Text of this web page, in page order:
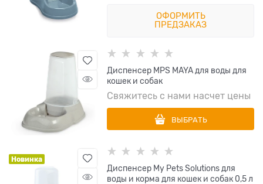
ОФОРМИТЬ
ПРЕДЗАКАЗ
Диспенсер MPS MAYA для воды для
кошек и собак
Свяжитесь с нами насчет цены
ВЫБРАТЬ
Новинка
Диспенсер My Pets Solutions для
воды и корма для кошек и собак 0,5 л